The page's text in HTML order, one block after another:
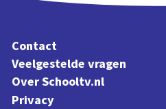
Contact
Veelgestelde vragen
Over Schooltv.nl
Privacy